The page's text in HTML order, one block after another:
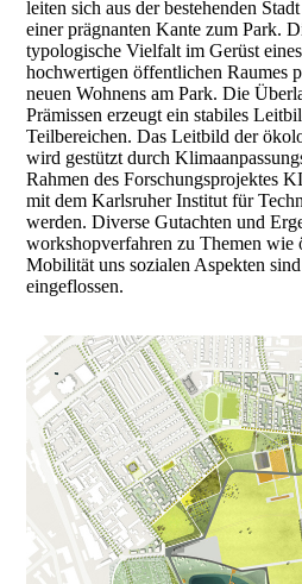
leiten sich aus der bestehenden
einer prägnanten Kante zum Park.
typologische Vielfalt im Gerüst
hochwertigen öffentlichen Raumes
neuen Wohnens am Park. Die
Prämissen erzeugt ein stabiles
Teilbereichen. Das Leitbild der
wird gestützt durch
Rahmen des Forschungsprojektes
mit dem Karlsruher Institut für
werden. Diverse Gutachten und
workshopverfahren zu Themen wie
Mobilität uns sozialen Aspekten
eingeflossen.